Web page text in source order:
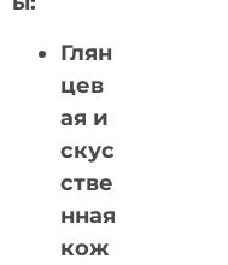
Глян
цев
ая и
скус
стве
нная
кож